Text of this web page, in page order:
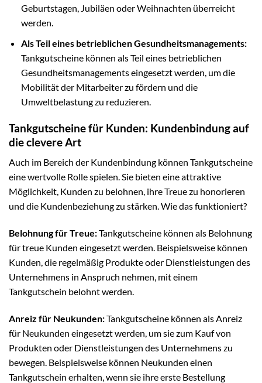
Geburtstagen, Jubiläen oder Weihnachten überreicht
werden.
Als Teil eines betrieblichen Gesundheitsmanagements:
Tankgutscheine können als Teil eines betrieblichen
Gesundheitsmanagements eingesetzt werden, um die
Mobilität der Mitarbeiter zu fördern und die
Umweltbelastung zu reduzieren.
Tankgutscheine für Kunden: Kundenbindung auf
die clevere Art
Auch im Bereich der Kundenbindung können Tankgutscheine
eine wertvolle Rolle spielen. Sie bieten eine attraktive
Möglichkeit, Kunden zu belohnen, ihre Treue zu honorieren
und die Kundenbeziehung zu stärken. Wie das funktioniert?
Belohnung für Treue:Tankgutscheine können als Belohnung
für treue Kunden eingesetzt werden. Beispielsweise können
Kunden, die regelmäßig Produkte oder Dienstleistungen des
Unternehmens in Anspruch nehmen, mit einem
Tankgutschein belohnt werden.
Anreiz für Neukunden:Tankgutscheine können als Anreiz
für Neukunden eingesetzt werden, um sie zum Kauf von
Produkten oder Dienstleistungen des Unternehmens zu
bewegen. Beispielsweise können Neukunden einen
Tankgutschein erhalten, wenn sie ihre erste Bestellung